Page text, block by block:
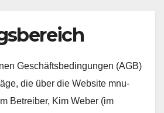
Geschäftsbedingungen (AGB)
die über die Website mnu-
Betreiber, Kim Weber (im